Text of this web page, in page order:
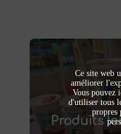
Produits
Produits
produits laitiers
. Yaourts
affinés et
Ce site web
améliorer
Vous pouvez
d'utiliser tous
propres